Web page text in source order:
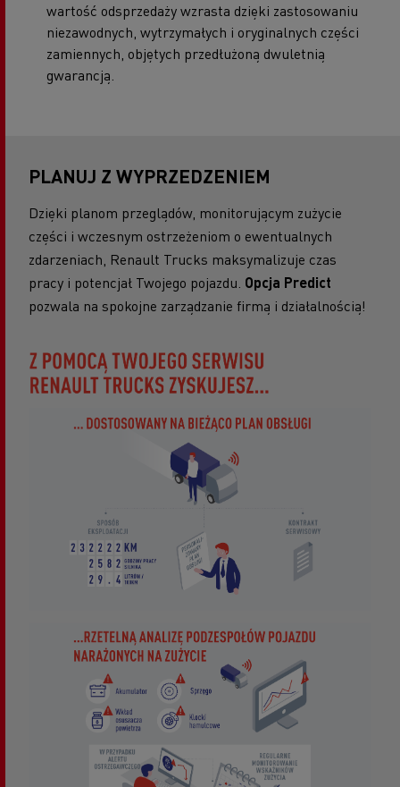
wartość odsprzedaży wzrasta dzięki zastosowaniu
niezawodnych, wytrzymałych i oryginalnych części
zamiennych, objętych przedłużoną dwuletnią
gwarancją.
PLANUJ Z WYPRZEDZENIEM
Dzięki planom przeglądów, monitorującym zużycie
części i wczesnym ostrzeżeniom o ewentualnych
zdarzeniach, Renault Trucks maksymalizuje czas
pracy i potencjał Twojego pojazdu. Opcja Predict
pozwala na spokojne zarządzanie firmą i działalnością!